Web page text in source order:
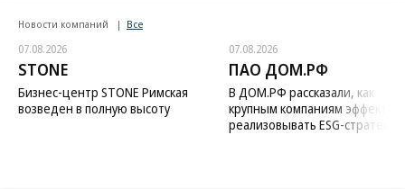
Новости компаний Все
07.08.2026
STONE
Бизнес-центр STONE Римская
возведен в полную высоту
07.08.2026
ПАО ДОМ.РФ
В ДОМ.РФ рассказали, как
крупным компаниям
реализовывать ESG-стратегию